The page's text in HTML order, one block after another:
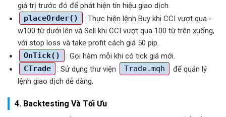
giá trị trước đó để phát hiện tín hiệu giao dịch.
placeOrder()
: Thực hiện lệnh Buy khi CCI vượt qua -
w100 từ dưới lên và Sell khi CCI vượt qua 100 từ trên xuống,
với stop loss và take profit cách giá 50 pip.
OnTick() : Gọi hàm mỗi khi có tick giá mới.
CTrade : Sử dụng thư viện Trade.mqh
để quản lý
lệnh giao dịch dễ dàng.
4. Backtesting Và Tối Ưu